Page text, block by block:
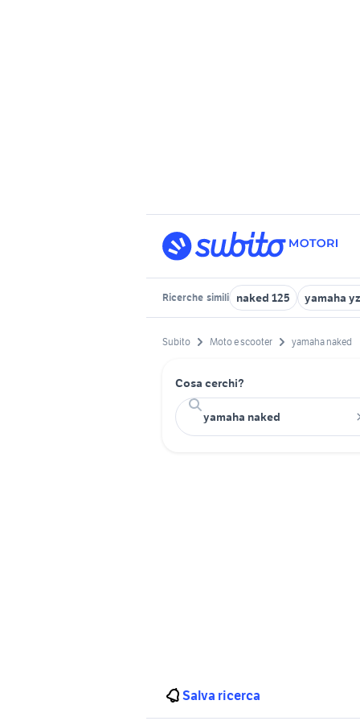
Ricerche simili naked 125 yamaha
Subito Moto e scooter yamaha naked
Cosa cerchi?
Salva ricerca